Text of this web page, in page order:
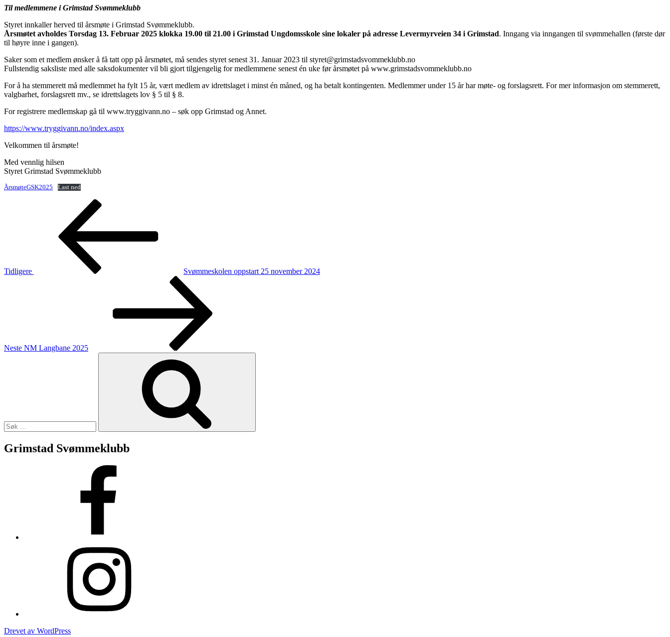
Til medlemmene i Grimstad Svømmeklubb
Styret innkaller herved til årsmøte i Grimstad Svømmeklubb.
Årsmøtet avholdes Torsdag 13. Februar 2025 klokka 19.00 til 21.00 i Grimstad Ungdomsskole sine lokaler på adresse Levermyrveien 34 i Grimstad. Inngang via inngangen til svømmehallen (første dør
til høyre inne i gangen).
Saker som et medlem ønsker å få tatt opp på årsmøtet, må sendes styret senest 31. Januar 2023 til styret@grimstadsvommeklubb.no
Fullstendig saksliste med alle saksdokumenter vil bli gjort tilgjengelig for medlemmene senest én uke før årsmøtet på www.grimstadsvommeklubb.no
For å ha stemmerett må medlemmet ha fylt 15 år, vært medlem av idrettslaget i minst én måned, og ha betalt kontingenten. Medlemmer under 15 år har møte- og forslagsrett. For mer informasjon om stemmerett,
valgbarhet, forslagsrett mv., se idrettslagets lov § 5 til § 8.
For registrere medlemskap gå til www.tryggivann.no – søk opp Grimstad og Annet.
https://www.tryggivann.no/index.aspx
Velkommen til årsmøte!
Med vennlig hilsen
Styret Grimstad Svømmeklubb
ÅrsmøteGSK2025 Last ned
Innleggsnavigasjon
Tidligere
Svømmeskolen oppstart 25 november 2024
Neste NM Langbane 2025
Grimstad Svømmeklubb
Drevet av WordPress